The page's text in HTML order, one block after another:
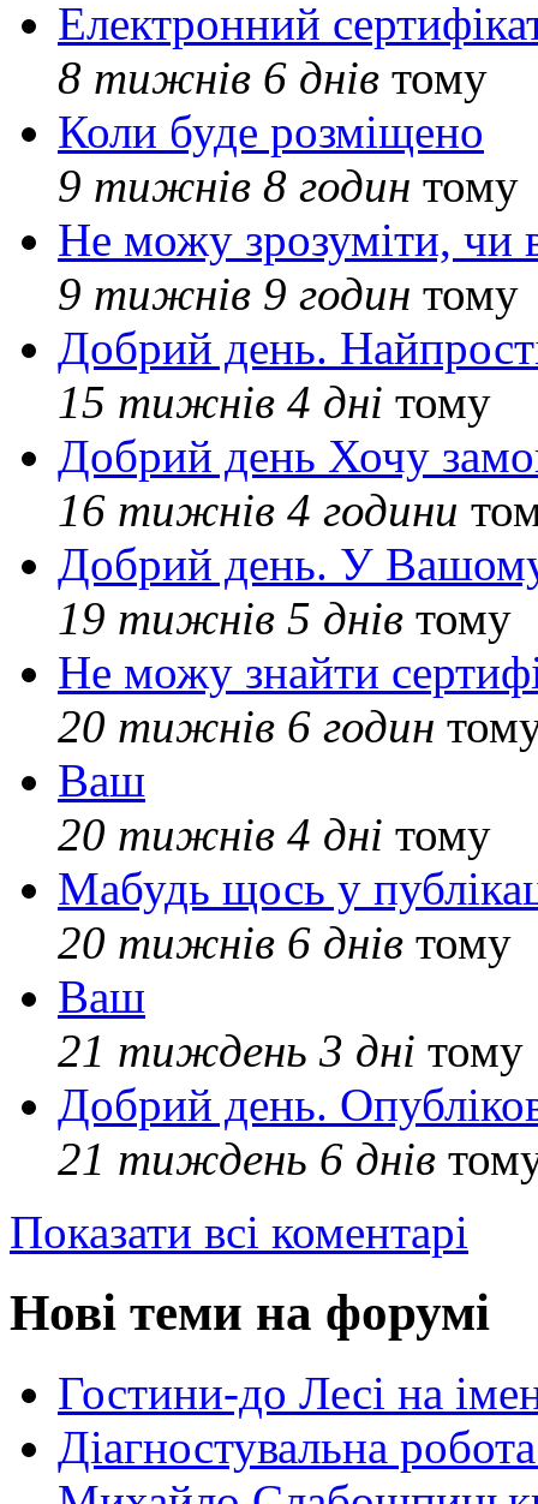
Електронний
8 тижнів 6 днів тому
Коли буде розміщено
9 тижнів 8 годин тому
Не можу зрозуміти, чи
9 тижнів 9 годин тому
Добрий день.
15 тижнів 4 дні тому
Добрий день Хочу
16 тижнів 4 години
Добрий день. У Вашому
19 тижнів 5 днів тому
Не можу знайти
20 тижнів 6 годин
Ваш
20 тижнів 4 дні тому
Мабудь щось у
20 тижнів 6 днів тому
Ваш
21 тиждень 3 дні тому
Добрий день.
21 тиждень 6 днів
Показати всі коментарі
Нові теми на форумі
Гостини-до Лесі на
Діагностувальна